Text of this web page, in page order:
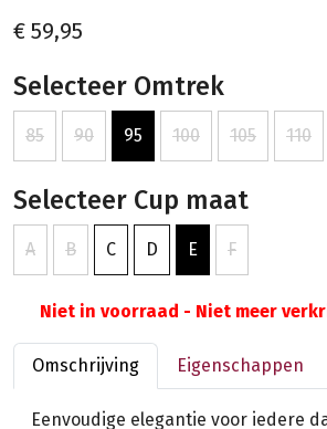
€ 59,95
Selecteer Omtrek
85 90 95 100 105 110
Selecteer Cup maat
A B C D E F
Niet in voorraad - Niet meer
Omschrijving Eigenschappen
Eenvoudige elegantie voor iedere